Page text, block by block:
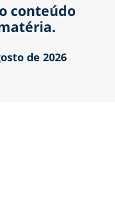
conteúdo
de 2026